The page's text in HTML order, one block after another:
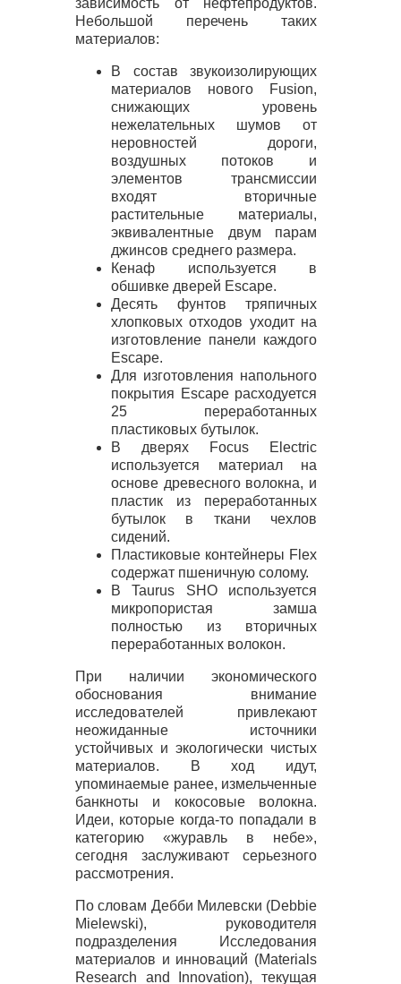
зависимость от нефтепродуктов.
Небольшой перечень таких
материалов:
В состав звукоизолирующих
материалов нового Fusion,
снижающих уровень
нежелательных шумов от
неровностей дороги,
воздушных потоков и
элементов трансмиссии
входят вторичные
растительные материалы,
эквивалентные двум парам
джинсов среднего размера.
Кенаф используется в
обшивке дверей Escape.
Десять фунтов тряпичных
хлопковых отходов уходит на
изготовление панели каждого
Escape.
Для изготовления напольного
покрытия Escape расходуется
25 переработанных
пластиковых бутылок.
В дверях Focus Electric
используется материал на
основе древесного волокна, и
пластик из переработанных
бутылок в ткани чехлов
сидений.
Пластиковые контейнеры Flex
содержат пшеничную солому.
В Taurus SHOиспользуется
микропористая замша
полностью из вторичных
переработанных волокон.
При наличии экономического
обоснования внимание
исследователей привлекают
неожиданные источники
устойчивых и экологически чистых
материалов. В ход идут,
упоминаемые ранее, измельченные
банкноты и кокосовые волокна.
Идеи, которые когда-то попадали в
категорию «журавль в небе»,
сегодня заслуживают серьезного
рассмотрения.
По словам Дебби Милевски (Debbie
Mielewski), руководителя
подразделения Исследования
материалов и инноваций (Materials
Research and Innovation), текущая